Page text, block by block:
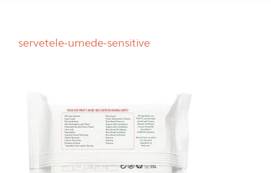
servetele-umede-sensitive